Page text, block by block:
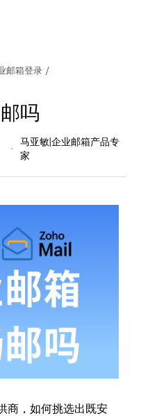
邮箱登录 /
吗
马亚敏|企业邮箱产品专
家
商，如何挑选出既安